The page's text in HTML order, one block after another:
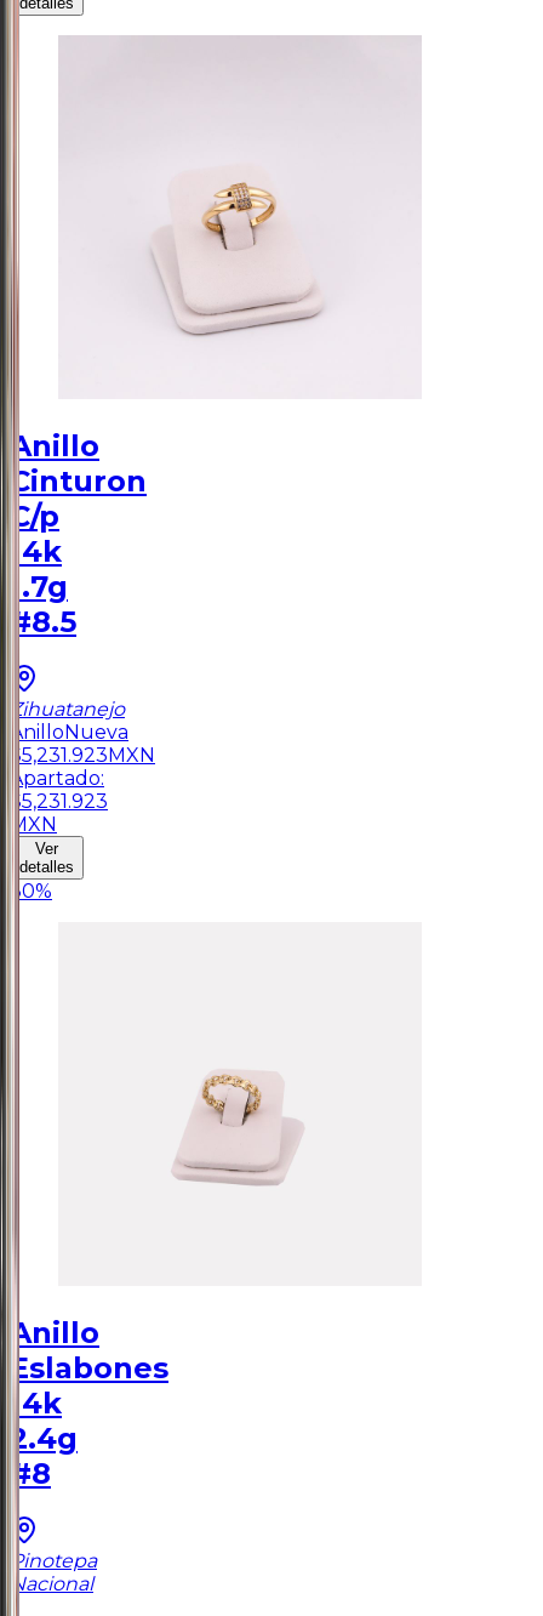
Anillo
Cinturon
C/p
14k
1.7g
#8.5
Zihuatanejo
AnilloNueva
$5,231.923MXN
Apartado:
$5,231.923
MXN
Ver
detalles
30%
Anillo
Eslabones
14k
2.4g
#8
Pinotepa
Nacional